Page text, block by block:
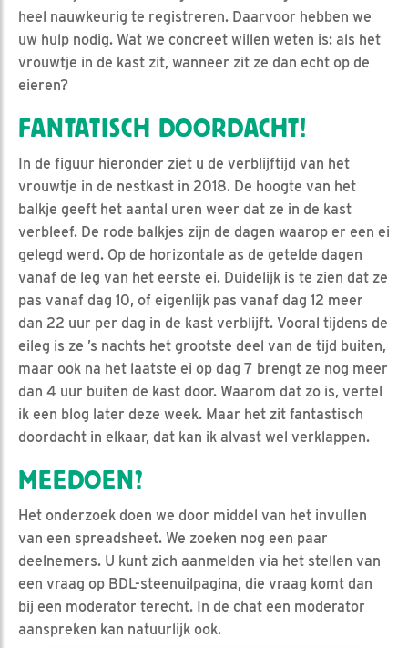
heel nauwkeurig te registreren. Daarvoor hebben we
uw hulp nodig. Wat we concreet willen weten is: als het
vrouwtje in de kast zit, wanneer zit ze dan echt op de
eieren?
FANTATISCH DOORDACHT!
In de figuur hieronder ziet u de verblijftijd van het
vrouwtje in de nestkast in 2018. De hoogte van het
balkje geeft het aantal uren weer dat ze in de kast
verbleef. De rode balkjes zijn de dagen waarop er een ei
gelegd werd. Op de horizontale as de getelde dagen
vanaf de leg van het eerste ei. Duidelijk is te zien dat ze
pas vanaf dag 10, of eigenlijk pas vanaf dag 12 meer
dan 22 uur per dag in de kast verblijft. Vooral tijdens de
eileg is ze ’s nachts het grootste deel van de tijd buiten,
maar ook na het laatste ei op dag 7 brengt ze nog meer
dan 4 uur buiten de kast door. Waarom dat zo is, vertel
ik een blog later deze week. Maar het zit fantastisch
doordacht in elkaar, dat kan ik alvast wel verklappen.
MEEDOEN?
Het onderzoek doen we door middel van het invullen
van een spreadsheet. We zoeken nog een paar
deelnemers. U kunt zich aanmelden via het stellen van
een vraag op BDL-steenuilpagina, die vraag komt dan
bij een moderator terecht. In de chat een moderator
aanspreken kan natuurlijk ook.